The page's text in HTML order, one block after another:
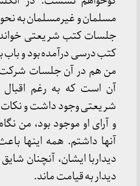
مسلمان و غیرمسلمان به نحو
جلسات کتب شریعتی
کتب درسی درآمده بود و باب
من هم در آن جلسات
آن است که به رغم
شریعتی وجود داشت و نکات
و آرای او موجود بود، من
آنها داشتم. همه اینها
دیداربا ایشان، آنچنان
دیدار به قیامت ماند.